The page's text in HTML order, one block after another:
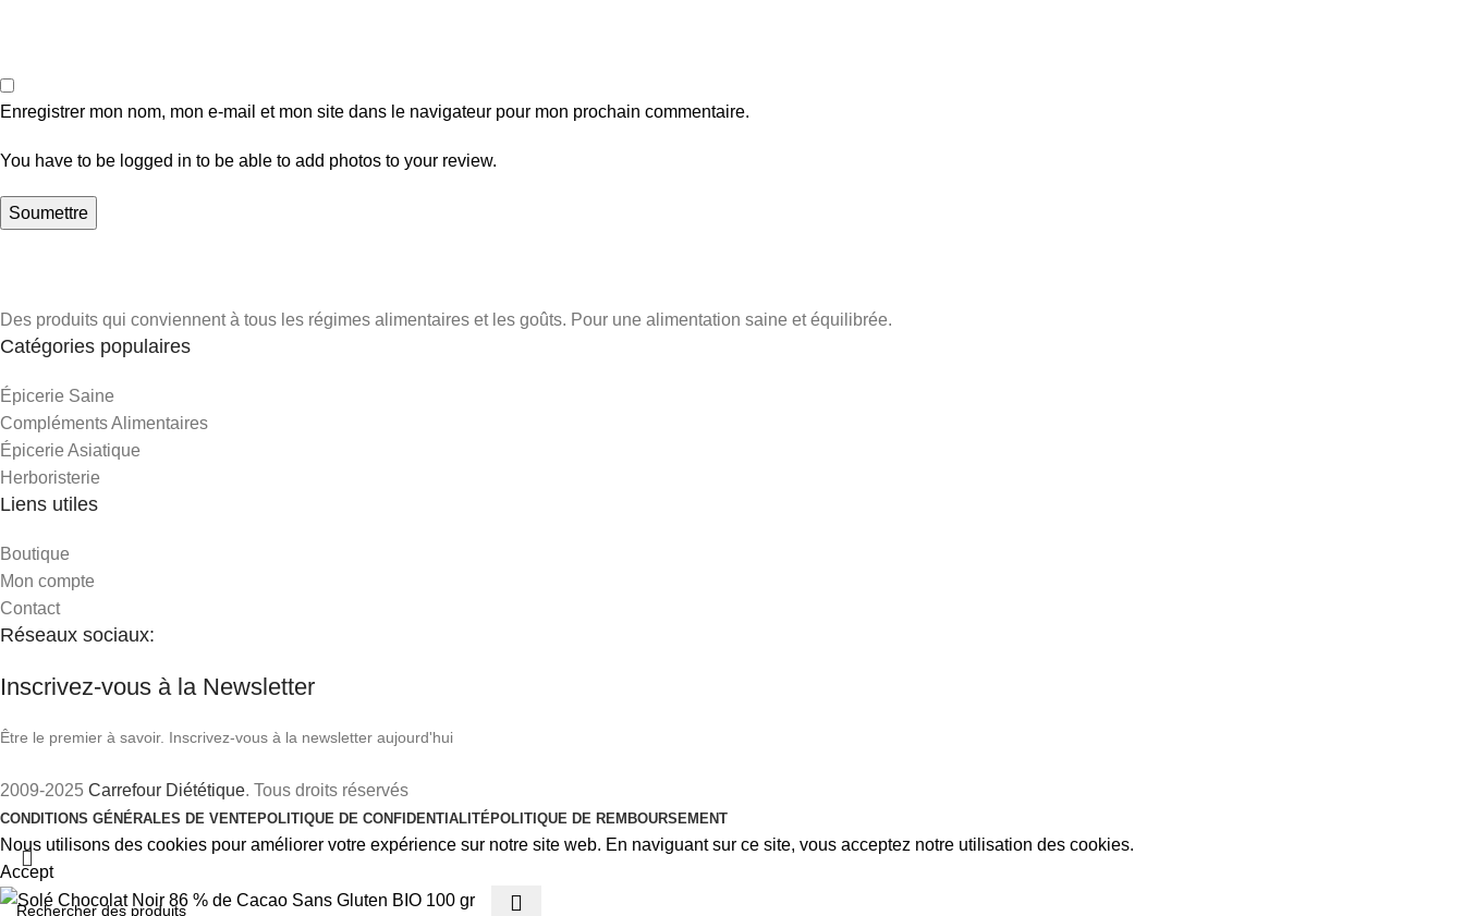
Enregistrer mon nom, mon e-mail et mon site dans le navigateur pour mon prochain commentaire.
You have to be logged in to be able to add photos to your review.
Des produits qui conviennent à tous les régimes alimentaires et les goûts. Pour une alimentation saine et équilibrée.
Catégories populaires
Épicerie Saine
Compléments Alimentaires
Épicerie Asiatique
Herboristerie
Liens utiles
Boutique
Mon compte
Contact
Réseaux sociaux:
Inscrivez-vous à la Newsletter
Être le premier à savoir. Inscrivez-vous à la newsletter aujourd'hui
2009-2025 Carrefour Diététique. Tous droits réservés
CONDITIONS GÉNÉRALES DE VENTEPOLITIQUE DE CONFIDENTIALITÉPOLITIQUE DE REMBOURSEMENT
Nous utilisons des cookies pour améliorer votre expérience sur notre site web. En naviguant sur ce site, vous acceptez notre utilisation des cookies.
Accept